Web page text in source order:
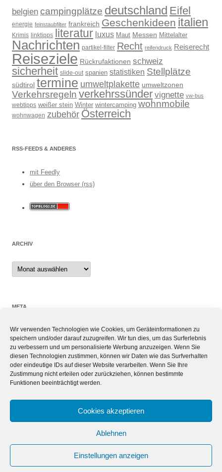
Wir verwenden Technologien wie Cookies, um Geräteinformationen zu
speichern und/oder darauf zuzugreifen. Wir tun dies, um das Surferlebnis
zu verbessern und um personalisierte Werbung anzuzeigen. Wenn Sie
diesen Technologien zustimmen, können wir Daten wie das Surfverhalten
oder eindeutige IDs auf dieser Website verarbeiten. Wenn Sie Ihre
Zustimmung nicht erteilen oder zurückziehen, können bestimmte
Funktionen beeinträchtigt werden.
Cookies akzeptieren
Ablehnen
Einstellungen anzeigen
belgien campingplätze deutschland Eifel
energie feinstaubfilter frankreich Geschenkideen italien
Krimis linktipps literatur luxus Maut Messen Mittelalter
Nachrichten partikel-filter Recht reifendruck Reiserecht
Reiseziele Rückrufaktionen schweiz
sicherheit slide-out spanien statistiken Stellplätze
südtirol termine umweltplakette umweltzonen
Verkehrsregeln verkehrssünder vignette vw-bus
webtipps weißer stein Winter wintercamping wohnmobile
wohnwagen zubehör Österreich
RSS-FEEDS & ANDERES
mit Feedly
über den Browser (rss)
ARCHIV
Archiv
META
Anmelden
Eintrags-Feed
Kommentar-Feed
WordPress.org
SIEBEN TAGE, SIEBEN THEMEN